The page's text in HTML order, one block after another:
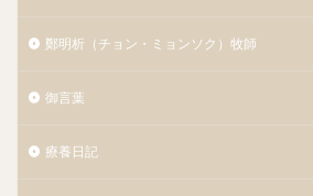
鄭明析（チョン・ミョンソク）牧師
御言葉
療養日記